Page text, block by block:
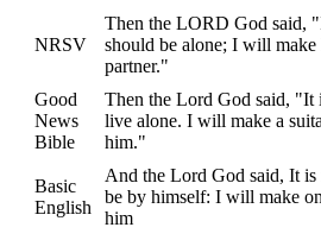
NRSV
Then the LORD God said,
should be alone; I will make
partner."
Good
News
Bible
Then the Lord God said, "It
live alone. I will make a
him."
Basic
English
And the Lord God said, It
be by himself: I will make
him